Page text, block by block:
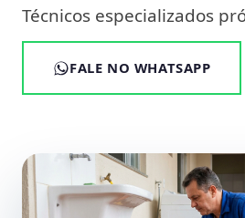
Técnicos especializados
FALE NO WHATSAPP